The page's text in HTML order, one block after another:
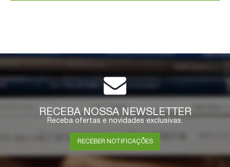
RECEBA NOSSA NEWSLETTER
Receba ofertas e novidades exclusivas.
RECEBER NOTIFICAÇÕES